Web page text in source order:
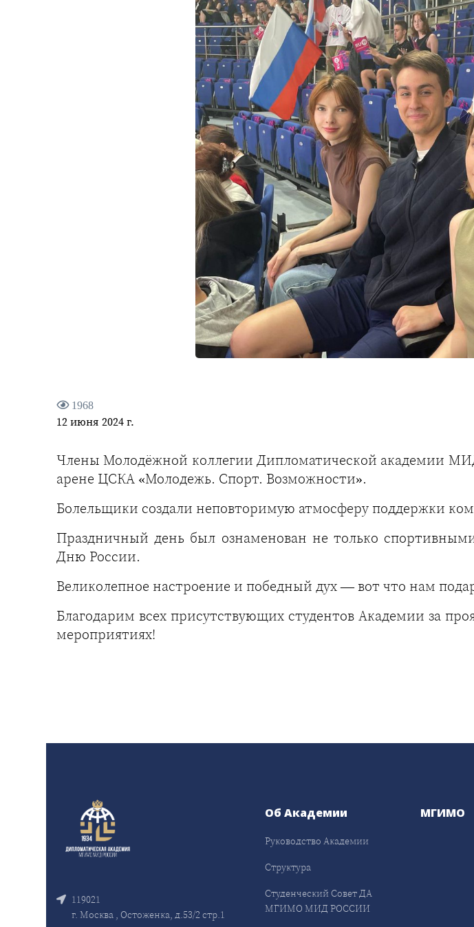
1968
12 июня 2024 г.
Члены Молодёжной коллегии Дипломатической академии
арене ЦСКА «Молодежь. Спорт. Возможности».
Болельщики создали неповторимую атмосферу поддержки
Праздничный день был ознаменован не только
Дню России.
Великолепное настроение и победный дух — вот что нам
Благодарим всех присутствующих студентов Академии за
мероприятиях!
119021
г. Москва , Остоженка, д.53/2 стр.1
Об Академии
Руководство Академии
Структура
Студенческий Совет ДА
МГИМО МИД РОССИИ
МГИМО